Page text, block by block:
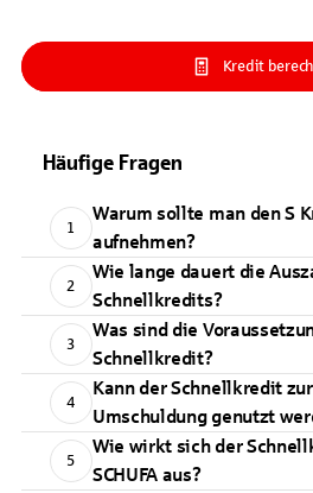
Kredit
Häufige Fragen
1
Warum sollte man den S
aufnehmen?
2
Wie lange dauert die
Schnellkredits?
3
Was sind die
Schnellkredit?
4
Kann der Schnellkredit
Umschuldung genutzt
5
Wie wirkt sich der
SCHUFA aus?